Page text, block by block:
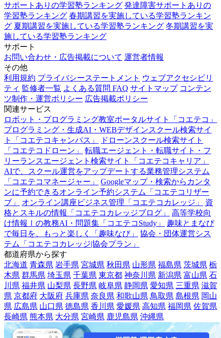
サポートありの学習塾ランキング 発達障害サポートありの
学習塾ランキング 春期講習を実施している学習塾ランキン
グ 夏期講習を実施している学習塾ランキング 冬期講習を実
施している学習塾ランキング
サポート
お問い合わせ・広告掲載について 運営者情報
その他
利用規約 プライバシーステートメント ウェブアクセシビリ
ティ 監修者一覧 よくある質問 FAQ サイトマップ コンテン
ツ制作・運営ポリシー 広告掲載ポリシー
関連サービス
ロボット・プログラミング教室ポータルサイト「コエテコ」
プログラミング・生成AI・WEBデザインスクール検索サイ
ト「コエテコキャンパス」
ドローンスクール検索サイト
「コエテコドローン」
転職エージェント・転職サイト・フ
リーランスエージェント検索サイト「コエテコキャリア」
AIで、スクール運営をアップデートする業務管理システム
「コエテコマネージャー」
Googleマップ・検索からカンタ
ンに予約できるオンライン予約システム「コエテコリザー
ブ」
オンライン講座ビジネス管理「コエテコカレッジ」
資
格とスキルの情報「コエテコカレッジブログ」
高等学校向
け情報Ⅰの教務AI・問題集「コエテコStudy」
趣味とまなび
で毎日を、もっと楽しく「趣味なび」
協会・団体運営シス
テム「コエテコカレッジ|協会プラン」
都道府県から探す
北海道 青森県 岩手県 宮城県 秋田県 山形県 福島県 茨城県 栃
木県 群馬県 埼玉県 千葉県 東京都 神奈川県 新潟県 富山県 石
川県 福井県 山梨県 長野県 岐阜県 静岡県 愛知県 三重県 滋賀
県 京都府 大阪府 兵庫県 奈良県 和歌山県 鳥取県 島根県 岡山
県 広島県 山口県 徳島県 香川県 愛媛県 高知県 福岡県 佐賀県
長崎県 熊本県 大分県 宮崎県 鹿児島県 沖縄県